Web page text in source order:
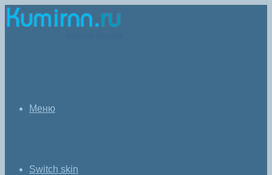
Меню
Switch skin